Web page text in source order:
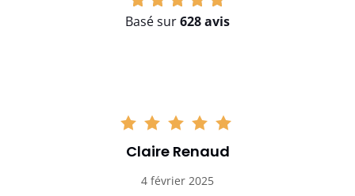
Basé sur628 avis
Claire Renaud
4 février 2025